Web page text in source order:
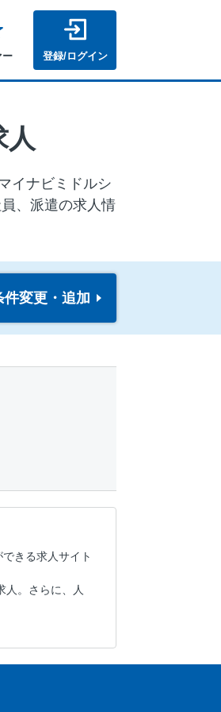
ー 登録/ログイン
人
イナビミドルシ
、派遣の求人情
件変更・追加
きる求人サイト
人。さらに、人